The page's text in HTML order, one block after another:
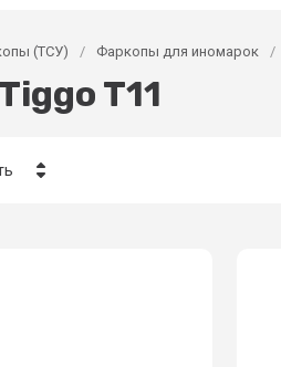
(ТСУ) / Фаркопы для иномарок /
T11